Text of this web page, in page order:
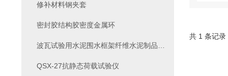
共 1 条记
修补材料钢夹套
密封胶结构胶密度金属环
QSX-27抗静态荷载试验仪